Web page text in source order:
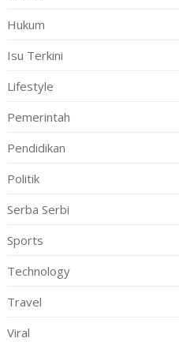
Hukum
Isu Terkini
Lifestyle
Pemerintah
Pendidikan
Politik
Serba Serbi
Sports
Technology
Travel
Viral